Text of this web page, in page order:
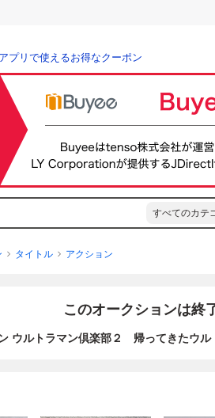
プリで使えるお得なクーポン
すべてのカテ
タイトル アクション
このオークションは終
ウルトラマン倶楽部２ 帰ってきたウル